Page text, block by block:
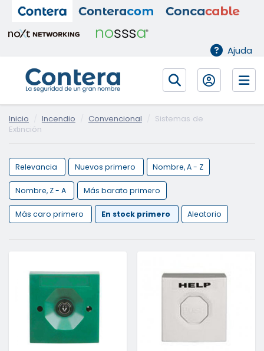
Ajuda
Inicio Incendio Convencional
Sistemas de
Extinción
Relevancia Nuevos primero Nombre, A - Z
Nombre, Z - A Más barato primero
Más caro primero En stock primero Aleatorio